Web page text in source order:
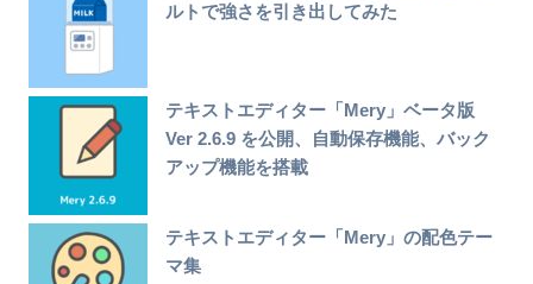
ルトで強さを引き出してみた
テキストエディター「Mery」ベータ版
Ver 2.6.9 を公開、自動保存機能、バック
アップ機能を搭載
テキストエディター「Mery」の配色テー
マ集